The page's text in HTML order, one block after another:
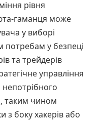
рівня
гаманця може
у виборі
потребам у безпеці
та трейдерів
управління
таким чином
з боку хакерів або